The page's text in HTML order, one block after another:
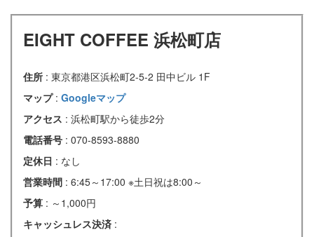
EIGHT COFFEE 浜松町店
住所 : 東京都港区浜松町2-5-2 田中ビル 1F
マップ : Googleマップ
アクセス : 浜松町駅から徒歩2分
電話番号 : 070-8593-8880
定休日 : なし
営業時間 : 6:45～17:00 ※土日祝は8:00～
予算 : ～1,000円
キャッシュレス決済 :